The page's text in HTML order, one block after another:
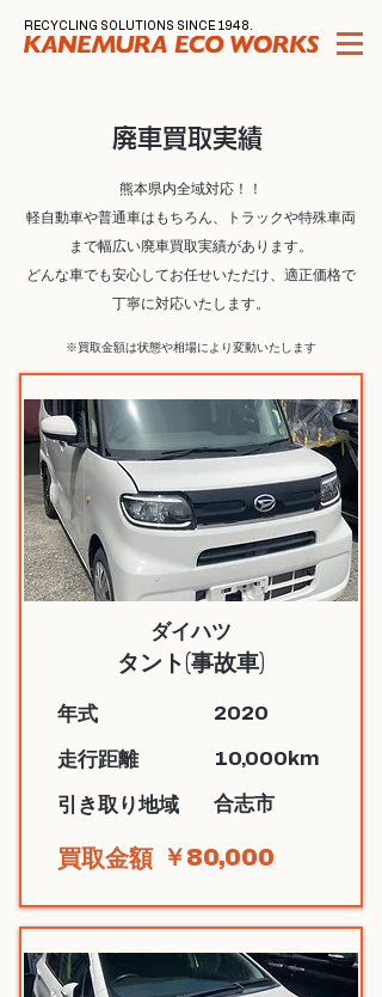
RECYCLING SOLUTIONS SINCE 1948.
廃車買取実績
ダイハツ
タント(事故車)
​年式
​走行距離
​引き取り地域
2020
10,000km
合志市
​買取金額 ￥80,000
熊本県内全域対応！！
軽自動車や普通車はもちろん、トラックや特殊車両
まで幅広い廃車買取実績があります。
どんな車でも安心してお任せいただけ、適正価格で
丁寧に対応いたします。
​※買取金額は状態や相場により変動いたします